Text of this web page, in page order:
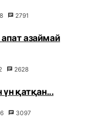
2791
азаймай
2628
үн қатқан...
3097